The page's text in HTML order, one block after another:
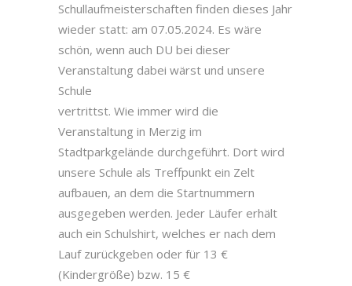
Schullaufmeisterschaften finden dieses Jahr
wieder statt: am 07.05.2024. Es wäre
schön, wenn auch DU bei dieser
Veranstaltung dabei wärst und unsere
Schule
vertrittst. Wie immer wird die
Veranstaltung in Merzig im
Stadtparkgelände durchgeführt. Dort wird
unsere Schule als Treffpunkt ein Zelt
aufbauen, an dem die Startnummern
ausgegeben werden. Jeder Läufer erhält
auch ein Schulshirt, welches er nach dem
Lauf zurückgeben oder für 13 €
(Kindergröße) bzw. 15 €